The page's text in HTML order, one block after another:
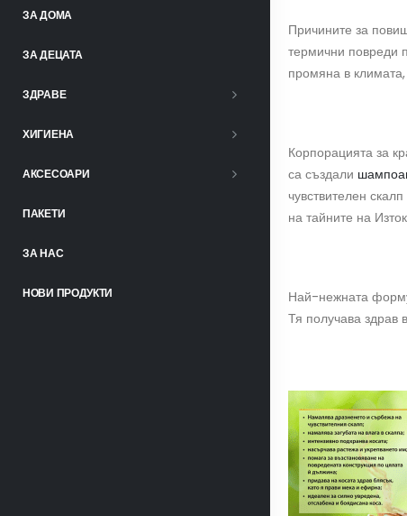
ЗА ДОМА
ЗА ДЕЦАТА
ЗДРАВЕ
ХИГИЕНА
АКСЕСОАРИ
ПАКЕТИ
ЗА НАС
НОВИ ПРОДУКТИ
Причините за
термични повреди
промяна в
Корпорацията за
са създали
чувствителен
на тайните на
Най-нежната
Тя получава здрав